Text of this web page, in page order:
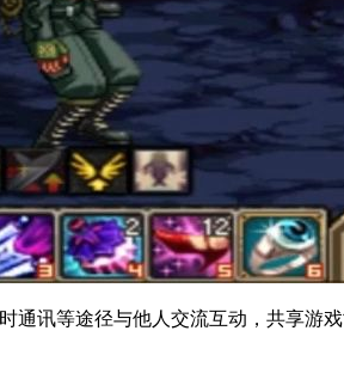
通讯等途径与他人交流互动，共享游